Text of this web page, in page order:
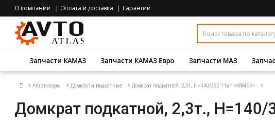
О компании Оплата и доставка Гарантии
Запчасти КАМАЗ Запчасти КАМАЗ Евро Запчасти МАЗ
Автотовары Домкраты подкатные Домкрат подкатной, 2,3т., Н=140/390 11кг <ARMER>
Домкрат подкатной, 2,3т., Н=140/